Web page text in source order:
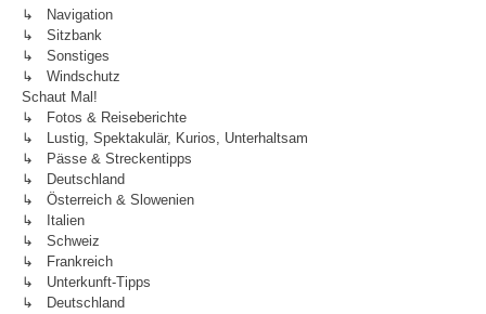
↳ Navigation
↳ Sitzbank
↳ Sonstiges
↳ Windschutz
Schaut Mal!
↳ Fotos & Reiseberichte
↳ Lustig, Spektakulär, Kurios, Unterhaltsam
↳ Pässe & Streckentipps
↳ Deutschland
↳ Österreich & Slowenien
↳ Italien
↳ Schweiz
↳ Frankreich
↳ Unterkunft-Tipps
↳ Deutschland